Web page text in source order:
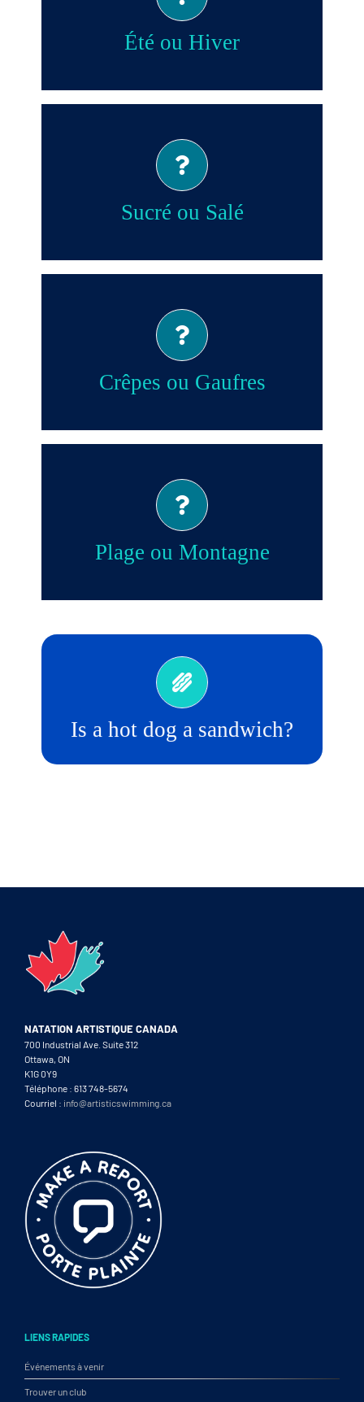
Été ou Hiver
Été!
Sucré ou Salé
Salé!
Crêpes ou Gaufres
Gaufres!
Plage ou Montagne
Plage!
Is a hot dog a sandwich?
Non!
NATATION ARTISTIQUE CANADA
700 Industrial Ave. Suite 312
Ottawa, ON
K1G 0Y9
Téléphone : 613 748-5674
Courriel : info@artisticswimming.ca
LIENS RAPIDES
Événements à venir
Trouver un club